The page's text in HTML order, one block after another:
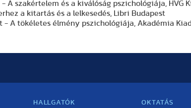
- A szakértelem és a kiválóság pszichológiája, HVG
a kitartás és a lelkesedés, Libri Budapest
- A tökéletes élmény pszichológiája, Akadémia
HALLGATÓK OKTATÁS